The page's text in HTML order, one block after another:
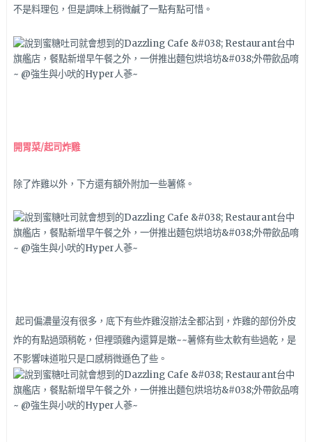
不是料理包，但是調味上稍微鹹了一點有點可惜。
開胃菜/起司炸雞
除了炸雞以外，下方還有額外附加一些薯條。
起司偏濃量沒有很多，底下有些炸雞沒辦法全都沾到，炸雞的部份外皮
炸的有點過頭稍乾，但裡頭雞內還算是嫩~~薯條有些太軟有些過乾，是
不影響味道啦只是口感稍微遜色了些。